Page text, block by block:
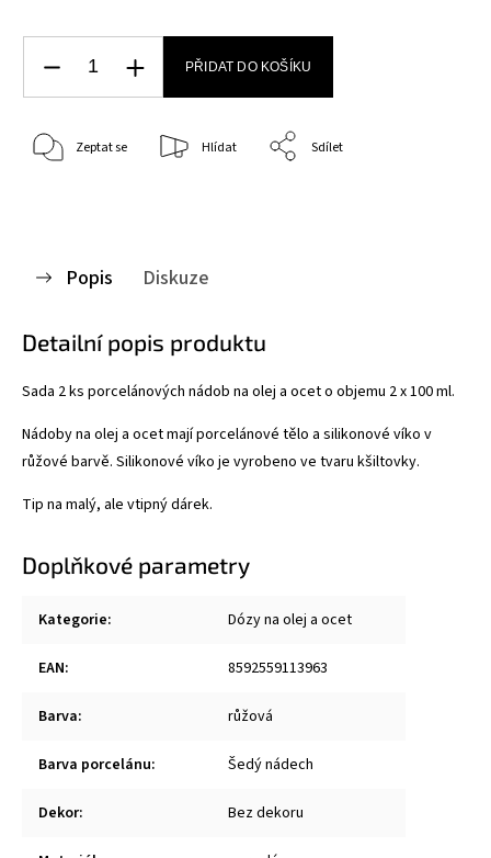
PŘIDAT DO KOŠÍKU
Zeptat se Hlídat Sdílet
Popis Diskuze
Detailní popis produktu
Sada 2 ks porcelánových nádob na olej a ocet o objemu 2 x 100 ml.
Nádoby na olej a ocet mají porcelánové tělo a silikonové víko v
růžové barvě. Silikonové víko je vyrobeno ve tvaru kšiltovky.
Tip na malý, ale vtipný dárek.
Doplňkové parametry
Kategorie: Dózy na olej a ocet
EAN: 8592559113963
Barva: růžová
Barva porcelánu: Šedý nádech
Dekor: Bez dekoru